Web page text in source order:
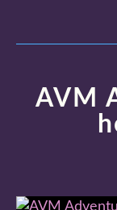
AVM